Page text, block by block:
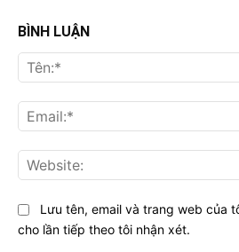
BÌNH LUẬN
Lưu tên, email và trang web của
cho lần tiếp theo tôi nhận xét.